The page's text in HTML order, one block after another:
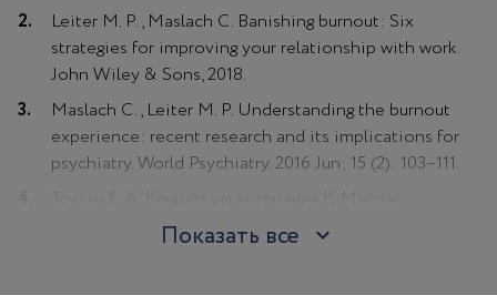
Leiter M. P., Maslach C. Banishing burnout: Six
strategies for improving your relationship with work.
John Wiley & Sons, 2018.
Maslach C., Leiter M. P. Understanding the burnout
experience: recent research and its implications for
psychiatry. World Psychiatry. 2016 Jun; 15 (2): 103–111.
синдром и процесс. Вестник Московского
Показать все